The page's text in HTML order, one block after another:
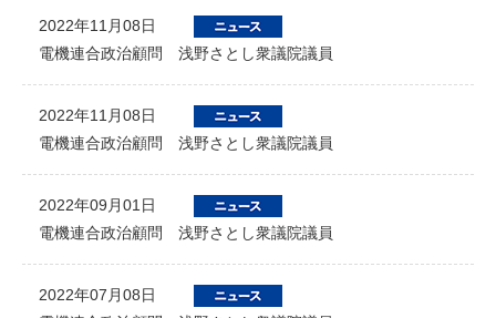
2022年11月08日
電機連合政治顧問 浅野さとし衆議院議員
2022年11月08日
電機連合政治顧問 浅野さとし衆議院議員
2022年09月01日
電機連合政治顧問 浅野さとし衆議院議員
2022年07月08日